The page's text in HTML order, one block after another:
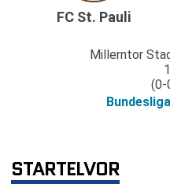
FC St. Pauli
Millerntor
(0-
STARTELVOR